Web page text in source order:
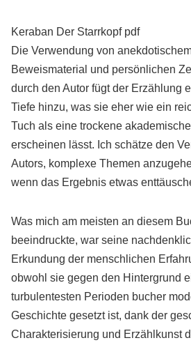
Keraban Der Starrkopf pdf
Die Verwendung von
Beweismaterial und persönlichen
durch den Autor fügt der Erzählung
Tiefe hinzu, was sie eher wie ein
Tuch als eine trockene
erscheinen lässt. Ich schätze den
Autors, komplexe Themen
wenn das Ergebnis etwas
Was mich am meisten an diesem
beeindruckte, war seine
Erkundung der menschlichen
obwohl sie gegen den Hintergrund
turbulentesten Perioden bucher
Geschichte gesetzt ist, dank der
Charakterisierung und Erzählkunst